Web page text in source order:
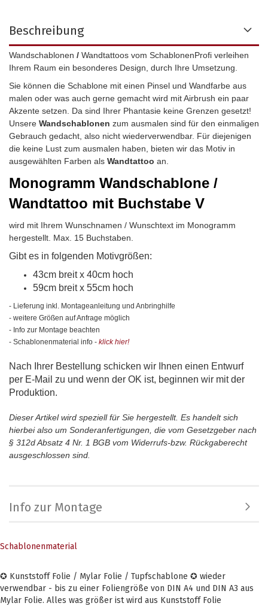
Beschreibung
Wandschablonen / Wandtattoos vom SchablonenProfi verleihen
Ihrem Raum ein besonderes Design, durch Ihre Umsetzung.
Sie können die Schablone mit einen Pinsel und Wandfarbe aus
malen oder was auch gerne gemacht wird mit Airbrush ein paar
Akzente setzen. Da sind Ihrer Phantasie keine Grenzen gesetzt!
Unsere Wandschablonen zum ausmalen sind für den einmaligen
Gebrauch gedacht, also nicht wiederverwendbar. Für diejenigen
die keine Lust zum ausmalen haben, bieten wir das Motiv in
ausgewählten Farben als Wandtattoo an.
Monogramm Wandschablone /
Wandtattoo mit Buchstabe V
wird mit Ihrem Wunschnamen / Wunschtext im Monogramm
hergestellt. Max. 15 Buchstaben.
Gibt es in folgenden Motivgrößen:
43cm breit x 40cm hoch
59cm breit x 55cm hoch
- Lieferung inkl. Montageanleitung und Anbringhilfe
- weitere Größen auf Anfrage möglich
- Info zur Montage beachten
- Schablonenmaterial info - klick hier!
Nach Ihrer Bestellung schicken wir Ihnen einen Entwurf
per E-Mail zu und wenn der OK ist, beginnen wir mit der
Produktion.
Dieser Artikel wird speziell für Sie hergestellt. Es handelt sich
hierbei also um Sonderanfertigungen, die vom Gesetzgeber nach
§ 312d Absatz 4 Nr. 1 BGB vom Widerrufs-bzw. Rückgaberecht
ausgeschlossen sind.
Info zur Montage
Schablonenmaterial
✪ Kunststoff Folie / Mylar Folie / Tupfschablone ✪ wieder
verwendbar - bis zu einer Foliengröße von DIN A4 und DIN A3 aus
Mylar Folie. Alles was größer ist wird aus Kunststoff Folie